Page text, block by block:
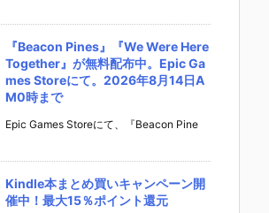
『Beacon Pines』『We Were Here
Together』が無料配布中。Epic Ga
mes Storeにて。2026年8月14日A
M0時まで
Epic Games Storeにて、『Beacon Pine
Kindle本まとめ買いキャンペーン開
催中！最大15％ポイント還元